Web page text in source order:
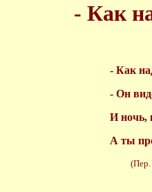
- Как
- Как
- Он
И ночь,
А ты
(Пер. И.